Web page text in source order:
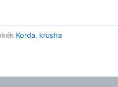
Korda, krusha